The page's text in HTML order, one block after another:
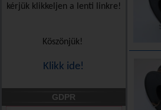
kérjük klikkeljen a lenti linkre!
Köszönjük!
Klikk ide!
GDPR